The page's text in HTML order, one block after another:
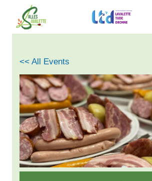
contenu
<< All Events